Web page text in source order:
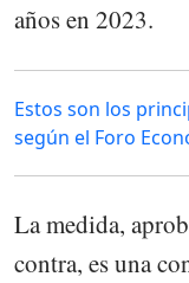
años en 2023.
Estos son los
según el Foro
La medida,
contra, es una